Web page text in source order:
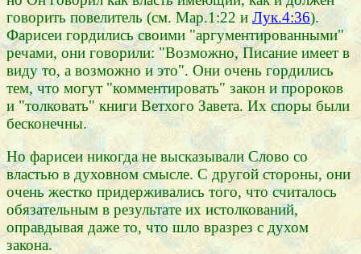
говорить повелитель (см. Мар.1:22 и Лук.4:36).
Фарисеи гордились своими "аргументированными"
речами, они говорили: "Возможно, Писание имеет в
виду то, а возможно и это". Они очень гордились
тем, что могут "комментировать" закон и пророков
и "толковать" книги Ветхого Завета. Их споры были
бесконечны.
Но фарисеи никогда не высказывали Слово со
властью в духовном смысле. С другой стороны, они
очень жестко придерживались того, что считалось
обязательным в результате их истолкований,
оправдывая даже то, что шло вразрез с духом
закона.